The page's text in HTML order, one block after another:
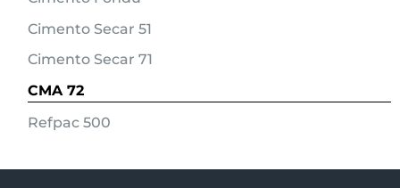
Cimento Secar 51
Cimento Secar 71
CMA 72
Refpac 500